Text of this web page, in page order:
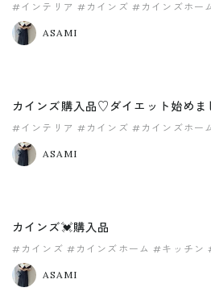
#インテリア #カインズ #カインズホー
#マイホーム
ASAMI
カインズ購入品♡ダイエット始めま
#インテリア #カインズ #カインズホー
#マイホーム
ASAMI
カインズ💓購入品
#カインズ #カインズホーム #キッチン
#モノトーン
ASAMI